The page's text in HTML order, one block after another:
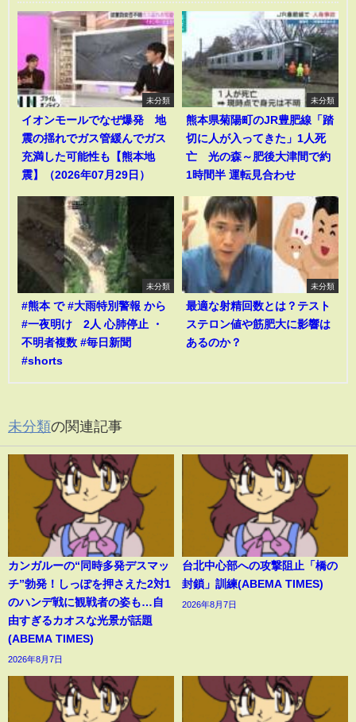
未分類
イオンモールでなぜ爆発 地
震の揺れでガス管緩んでガス
充満した可能性も【熊本地
震】（2026年07月29日）
未分類
熊本県菊陽町のJR豊肥線「踏
切に人が入ってきた」1人死
亡 光の森～肥後大津間で約
1時間半 運転見合わせ
未分類
#熊本 で #大雨特別警報 から
#一夜明け 2人 心肺停止 ・
不明者複数 #毎日新聞
#shorts
未分類
最適な射精回数とは？テスト
ステロン値や筋肥大に影響は
あるのか？
未分類の関連記事
カンガルーの“同時多発デスマッ
チ”勃発！しっぽを押さえた2対1
のハンデ戦に観戦者の姿も…自
由すぎるカオスな光景が話題
(ABEMA TIMES)
2026年8月7日
台北中心部への攻撃阻止「橋の
封鎖」訓練(ABEMA TIMES)
2026年8月7日